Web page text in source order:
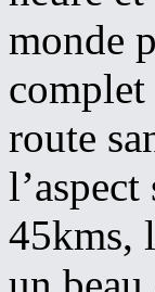
monde
complet
route
45kms,